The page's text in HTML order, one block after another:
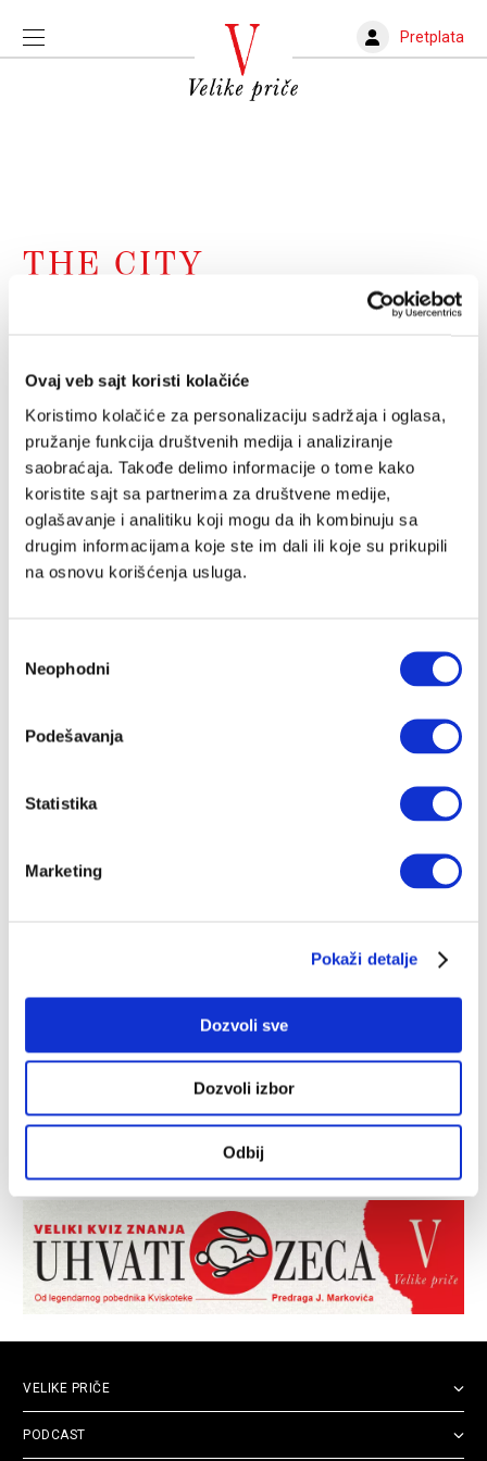
Ovaj veb sajt koristi kolačiće
Koristimo kolačiće za personalizaciju sadržaja i oglasa,
pružanje funkcija društvenih medija i analiziranje
saobraćaja. Takođe delimo informacije o tome kako
koristite sajt sa partnerima za društvene medije,
oglašavanje i analitiku koji mogu da ih kombinuju sa
drugim informacijama koje ste im dali ili koje su prikupili
na osnovu korišćenja usluga.
сагласности
Neophodni
Podešavanja
Statistika
Marketing
Pokaži detalje
Dozvoli sve
Dozvoli izbor
Odbij
Pretplata
THE CITY
Strah da ćeš nešto propustiti, da nećeš negde stići,
ćeš formirati
INA POLJAK
Zoološka priča u Njujorku, 2010.
Pripovest o prijateljstvima i gaćama
RUMENA BUŽAROVSKA 24.05.2024.
VELIKE PRIČE
PODCAST